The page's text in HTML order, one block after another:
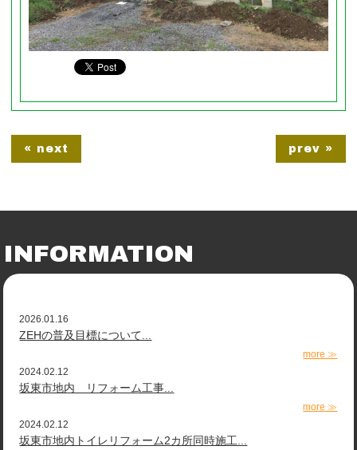
« next prev »
INFORMATION
2026.01.16
ZEHの普及目標について...
more ≫
2024.02.12
坂東市地内 リフォーム工事...
more ≫
2024.02.12
坂東市地内トイレリフォーム2カ所同時施工...